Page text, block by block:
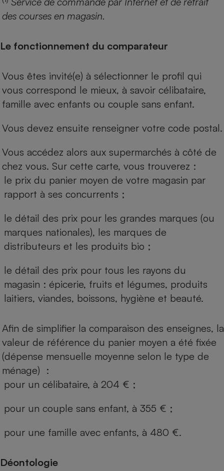
des courses en magasin.
Le fonctionnement du comparateur
Vous êtes invité(e) à sélectionner le profil qui
vous correspond le mieux, à savoir célibataire,
famille avec enfants ou couple sans enfant.
Vous devez ensuite renseigner votre code postal.
Vous accédez alors aux supermarchés à côté de
chez vous. Sur cette carte, vous trouverez :
le prix du panier moyen de votre magasin par
rapport à ses concurrents ;
le détail des prix pour les grandes marques (ou
marques nationales), les marques de
distributeurs et les produits bio ;
le détail des prix pour tous les rayons du
magasin : épicerie, fruits et légumes, produits
laitiers, viandes, boissons, hygiène et beauté.
Afin de simplifier la comparaison des enseignes, la
valeur de référence du panier moyen a été fixée
(dépense mensuelle moyenne selon le type de
ménage) :
pour un célibataire, à 204 € ;
pour un couple sans enfant, à 355 € ;
pour une famille avec enfants, à 480 €.
Déontologie